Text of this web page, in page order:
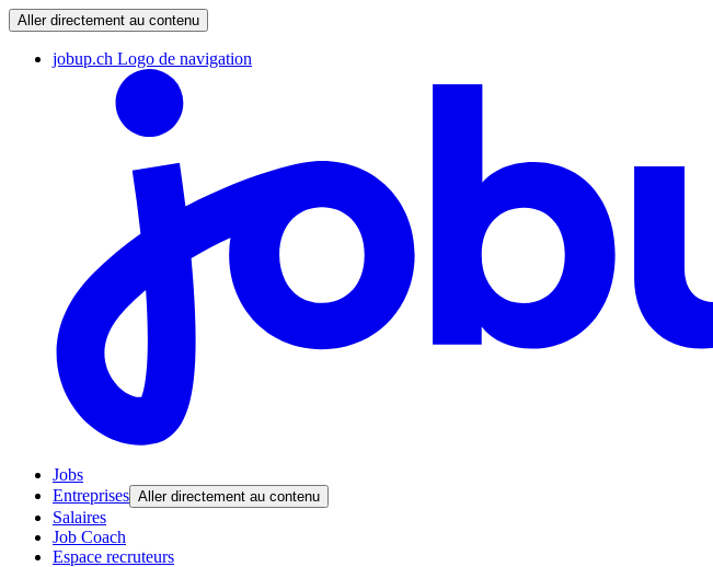
Aller directement au contenu
jobup.ch Logo de navigation
Jobs
Entreprises Aller directement au contenu
Salaires
Job Coach
Espace recruteurs